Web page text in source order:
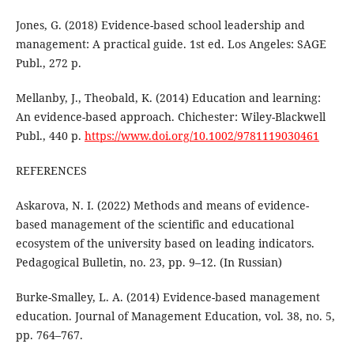
Jones, G. (2018) Evidence-based school leadership and
management: A practical guide. 1st ed. Los Angeles: SAGE
Publ., 272 p.
Mellanby, J., Theobald, K. (2014) Education and learning:
An evidence-based approach. Chichester: Wiley-Blackwell
Publ., 440 p. https://www.doi.org/10.1002/9781119030461
REFERENCES
Askarova, N. I. (2022) Methods and means of evidence-
based management of the scientific and educational
ecosystem of the university based on leading indicators.
Pedagogical Bulletin, no. 23, pp. 9–12. (In Russian)
Burke-Smalley, L. A. (2014) Evidence-based management
education. Journal of Management Education, vol. 38, no. 5,
pp. 764–767.